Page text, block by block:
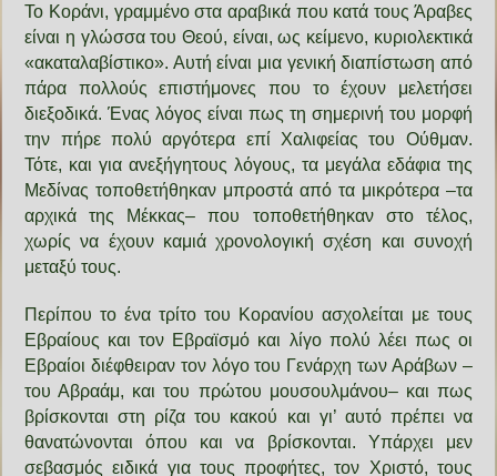
Το Κοράνι, γραμμένο στα αραβικά που κατά τους Άραβες
είναι η γλώσσα του Θεού, είναι, ως κείμενο, κυριολεκτικά
«ακαταλαβίστικο». Αυτή είναι μια γενική διαπίστωση από
πάρα πολλούς επιστήμονες που το έχουν μελετήσει
διεξοδικά. Ένας λόγος είναι πως τη σημερινή του μορφή
την πήρε πολύ αργότερα επί Χαλιφείας του Ούθμαν.
Τότε, και για ανεξήγητους λόγους, τα μεγάλα εδάφια της
Μεδίνας τοποθετήθηκαν μπροστά από τα μικρότερα –τα
αρχικά της Μέκκας– που τοποθετήθηκαν στο τέλος,
χωρίς να έχουν καμιά χρονολογική σχέση και συνοχή
μεταξύ τους.
Περίπου το ένα τρίτο του Κορανίου ασχολείται με τους
Εβραίους και τον Εβραϊσμό και λίγο πολύ λέει πως οι
Εβραίοι διέφθειραν τον λόγο του Γενάρχη των Αράβων –
του Αβραάμ, και του πρώτου μουσουλμάνου– και πως
βρίσκονται στη ρίζα του κακού και γι’ αυτό πρέπει να
θανατώνονται όπου και να βρίσκονται. Υπάρχει μεν
σεβασμός ειδικά για τους προφήτες, τον Χριστό, τους